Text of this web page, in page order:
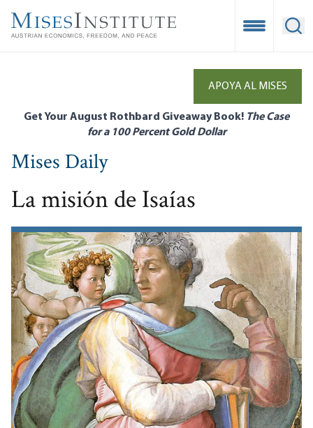
main
Open
APOYA AL MISES
Get Your August Rothbard Giveaway Book! The Case
for a 100 Percent Gold Dollar
Mises Daily
La misión de Isaías